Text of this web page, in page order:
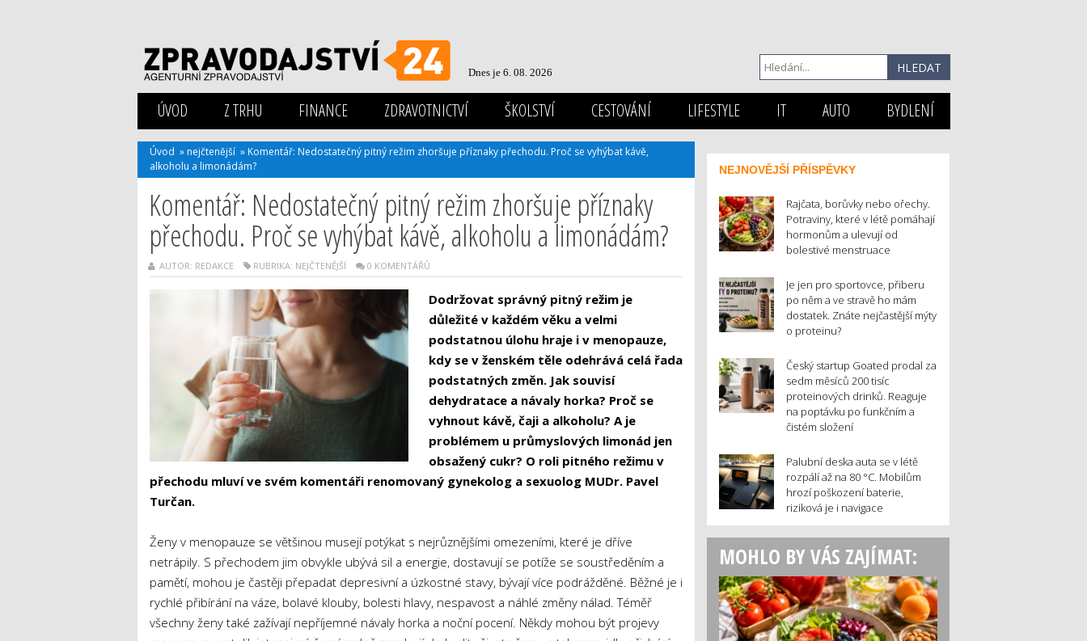
Dnes je 6. 08. 2026
ÚVOD Z TRHU FINANCE ZDRAVOTNICTVÍ ŠKOLSTVÍ CESTOVÁNÍ LIFESTYLE IT AUTO BYDLENÍ
Úvod » nejčtenější » Komentář: Nedostatečný pitný režim zhoršuje příznaky přechodu. Proč se vyhýbat kávě,
alkoholu a limonádám?
Komentář: Nedostatečný pitný režim zhoršuje příznaky
přechodu. Proč se vyhýbat kávě, alkoholu a limonádám?
AUTOR: REDAKCE RUBRIKA: NEJČTENĚJŠÍ 0 KOMENTÁŘŮ
Dodržovat správný pitný režim je
důležité v každém věku a velmi
podstatnou úlohu hraje i v menopauze,
kdy se v ženském těle odehrává celá řada
podstatných změn. Jak souvisí
dehydratace a návaly horka? Proč se
vyhnout kávě, čaji a alkoholu? A je
problémem u průmyslových limonád jen
obsažený cukr? O roli pitného režimu v
přechodumluví ve svém komentáři renomovaný gynekolog a sexuolog MUDr. Pavel
Turčan.
Ženy v menopauze se většinou musejí potýkat s nejrůznějšími omezeními, které je dříve
netrápily. S přechodem jim obvykle ubývá sil a energie, dostavují se potíže se soustředěním a
pamětí, mohou je častěji přepadat depresivní a úzkostné stavy, bývají více podrážděné. Běžné je i
rychlé přibírání na váze, bolavé klouby, bolesti hlavy, nespavost a náhlé změny nálad. Téměř
všechny ženy také zažívají nepříjemné návaly horka a noční pocení. Někdy mohou být projevy
NEJNOVĚJŠÍ PŘÍSPĚVKY
Rajčata, borůvky nebo ořechy.
Potraviny, které v létě pomáhají
hormonům a ulevují od
bolestivé menstruace
Je jen pro sportovce, přiberu
po něm a ve stravě ho mám
dostatek. Znáte nejčastější mýty
o proteinu?
Český startup Goated prodal za
sedm měsíců 200 tisíc
proteinových drinků. Reaguje
na poptávku po funkčním a
čistém složení
Palubní deska auta se v létě
rozpálí až na 80 °C. Mobilům
hrozí poškození baterie,
riziková je i navigace
MOHLO BY VÁS ZAJÍMAT: